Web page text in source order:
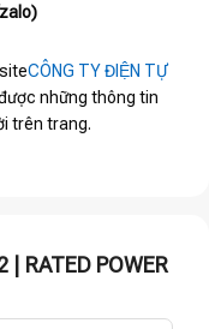
CÔNG TY ĐIỆN TỰ
những thông tin
trên trang.
RATED POWER